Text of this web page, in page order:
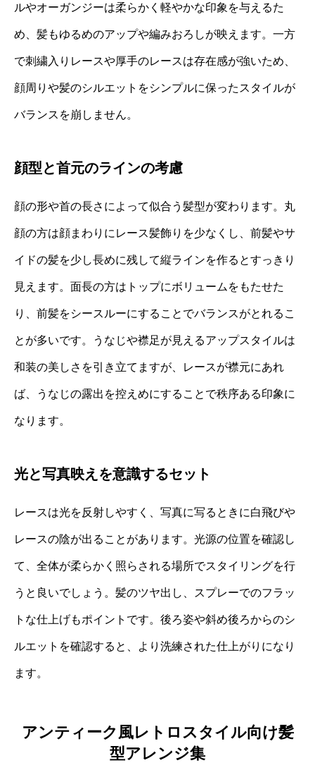
ルやオーガンジーは柔らかく軽やかな印象を与えるた
め、髪もゆるめのアップや編みおろしが映えます。一方
で刺繍入りレースや厚手のレースは存在感が強いため、
顔周りや髪のシルエットをシンプルに保ったスタイルが
バランスを崩しません。
顔型と首元のラインの考慮
顔の形や首の長さによって似合う髪型が変わります。丸
顔の方は顔まわりにレース髪飾りを少なくし、前髪やサ
イドの髪を少し長めに残して縦ラインを作るとすっきり
見えます。面長の方はトップにボリュームをもたせた
り、前髪をシースルーにすることでバランスがとれるこ
とが多いです。うなじや襟足が見えるアップスタイルは
和装の美しさを引き立てますが、レースが襟元にあれ
ば、うなじの露出を控えめにすることで秩序ある印象に
なります。
光と写真映えを意識するセット
レースは光を反射しやすく、写真に写るときに白飛びや
レースの陰が出ることがあります。光源の位置を確認し
て、全体が柔らかく照らされる場所でスタイリングを行
うと良いでしょう。髪のツヤ出し、スプレーでのフラッ
トな仕上げもポイントです。後ろ姿や斜め後ろからのシ
ルエットを確認すると、より洗練された仕上がりになり
ます。
アンティーク風レトロスタイル向け髪
型アレンジ集